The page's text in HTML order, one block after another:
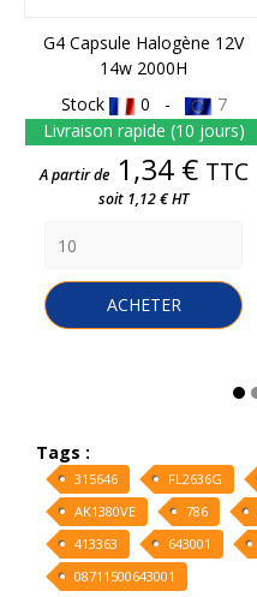
G4 Capsule Halogène 12V
14w 2000H
Stock
0 -
7
Livraison rapide (10 jours)
Prix
A partir de 1,34 € TTC
soit 1,12 € HT
ACHETER
Tags :
315646 FL2636G
AK1380VE
786
413363
643001
08711500643001